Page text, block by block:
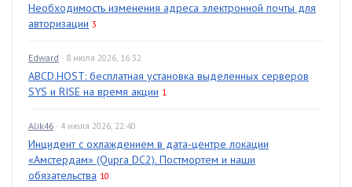
Необходимость изменения адреса электронной почты для
авторизации 3
Edward · 8 июля 2026, 16:32
ABCD.HOST: бесплатная установка выделенных серверов
SYS и RISE на время акции 1
Alik46 · 4 июля 2026, 22:40
Инцидент с охлаждением в дата-центре локации
«Амстердам» (Qupra DC2). Постмортем и наши
обязательства 10